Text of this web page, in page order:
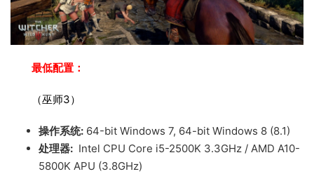
最低配置：
（巫师3）
操作系统: 64-bit Windows 7, 64-bit Windows 8 (8.1)
处理器: Intel CPU Core i5-2500K 3.3GHz / AMD A10-
5800K APU (3.8GHz)